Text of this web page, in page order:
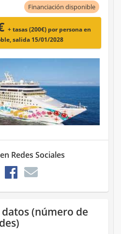
Financiación disponible
+ tasas (200€) por persona en
salida 15/01/2028
Redes Sociales
(número de